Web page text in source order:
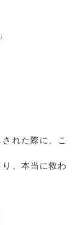
れた際に、こ
り、本当に救わ